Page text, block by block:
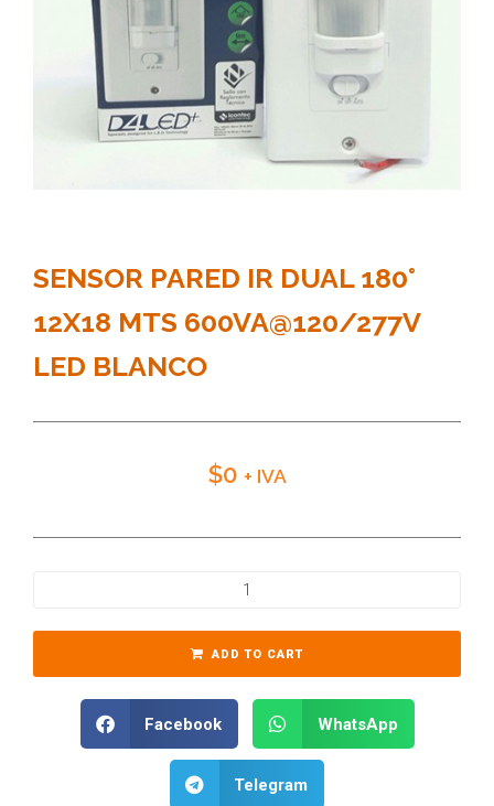
SENSOR PARED IR DUAL 180°
12X18 MTS 600VA@120/277V
LED BLANCO
$0 + IVA
ADD TO CART
Facebook WhatsApp
Telegram